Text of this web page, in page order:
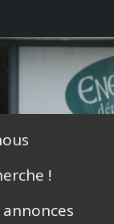
!